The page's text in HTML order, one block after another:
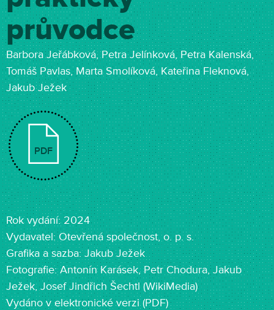
průvodce
Barbora Jeřábková, Petra Jelínková, Petra Kalenská,
Tomáš Pavlas, Marta Smolíková, Kateřina Fleknová,
Jakub Ježek
PDF
Rok vydání: 2024
Vydavatel: Otevřená společnost, o. p. s.
Grafika a sazba: Jakub Ježek
Fotografie: Antonín Karásek, Petr Chodura, Jakub
Ježek, Josef Jindřich Šechtl (WikiMedia)
Vydáno v elektronické verzi (PDF)